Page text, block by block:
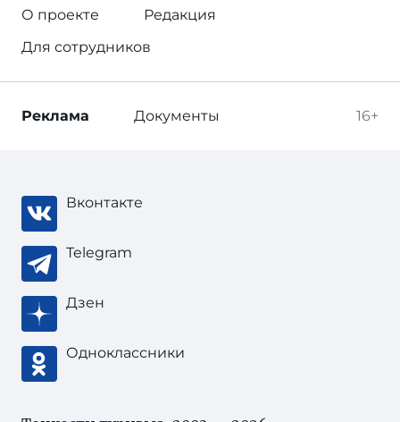
О проекте
Редакция
Для сотрудников
16+
Реклама Документы
Вконтакте
Telegram
Дзен
Одноклассники